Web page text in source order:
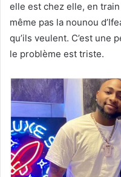
elle est chez elle, en
même pas la nounou
qu’ils veulent. C’est une
le problème est triste.